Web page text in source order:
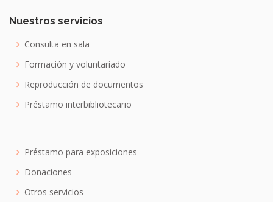
Nuestros servicios
Consulta en sala
Formación y voluntariado
Reproducción de documentos
Préstamo interbibliotecario
Préstamo para exposiciones
Donaciones
Otros servicios